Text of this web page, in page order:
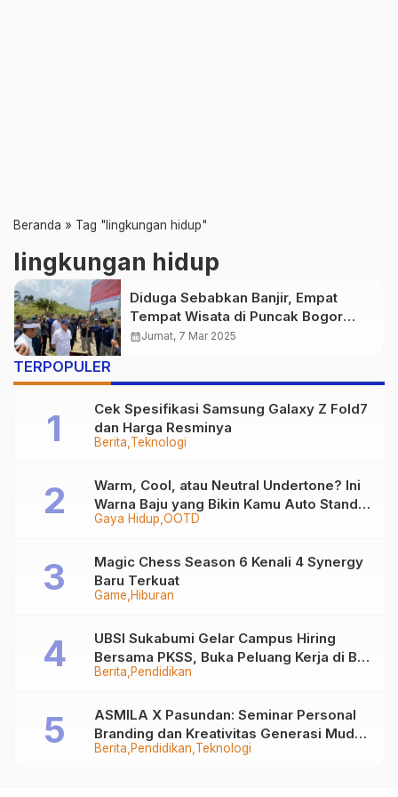
Beranda » Tag "lingkungan hidup"
lingkungan hidup
Diduga Sebabkan Banjir, Empat
Tempat Wisata di Puncak Bogor
Disegel!
calendar_monthJumat, 7 Mar 2025
TERPOPULER
Berita Teknologi
Cek Spesifikasi Samsung Galaxy Z Fold7
dan Harga Resminya
Gaya Hidup OOTD
Warm, Cool, atau Neutral Undertone? Ini
Warna Baju yang Bikin Kamu Auto Stand
Out
Game Hiburan
Magic Chess Season 6 Kenali 4 Synergy
Baru Terkuat
Berita Pendidikan
UBSI Sukabumi Gelar Campus Hiring
Bersama PKSS, Buka Peluang Kerja di BRI
Group
Berita Pendidikan Teknologi
ASMILA X Pasundan: Seminar Personal
Branding dan Kreativitas Generasi Muda
Bersama SDKF